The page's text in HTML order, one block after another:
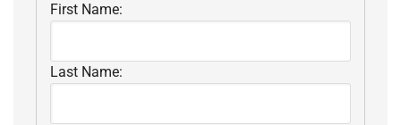
First Name:
Last Name: